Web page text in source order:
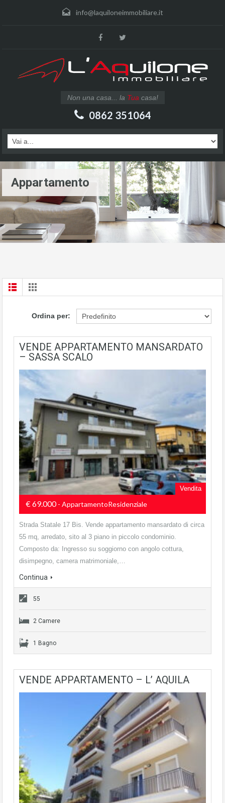
info@laquiloneimmobiliare.it
Non una casa... la Tua casa!
0862 351064
Appartamento
Ordina per:
VENDE APPARTAMENTO MANSARDATO
– SASSA SCALO
Vendita
€ 69.000- AppartamentoResidenziale
Strada Statale 17 Bis. Vende appartamento mansardato di circa
55 mq, arredato, sito al 3 piano in piccolo condominio.
Composto da: Ingresso su soggiorno con angolo cottura,
disimpegno, camera matrimoniale,…
Continua
55
2 Camere
1 Bagno
VENDE APPARTAMENTO – L’ AQUILA